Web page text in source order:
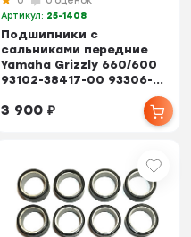
Артикул: 25-1408
Подшипники с
сальниками передние
Yamaha Grizzly 660/600
93102-38417-00 93306-...
3 900₽